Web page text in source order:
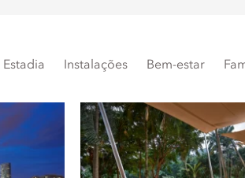
Estadia Instalações Bem-estar